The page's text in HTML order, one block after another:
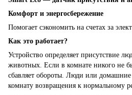
Комфорт и энергосбережение
Помогает сэкономить на счетах за
Как это работает?
Устройство определяет присутствие
животных. Если в комнате никого не
сбавляет обороты. Люди или
комнату возвращения к нормальному